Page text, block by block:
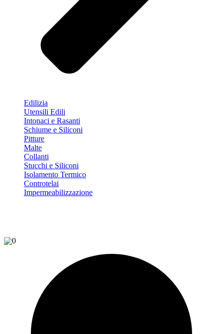
Edilizia
Utensili Edili
Intonaci e Rasanti
Schiume e Siliconi
Pitture
Malte
Collanti
Stucchi e Siliconi
Isolamento Termico
Controtelai
Impermeabilizzazione
0